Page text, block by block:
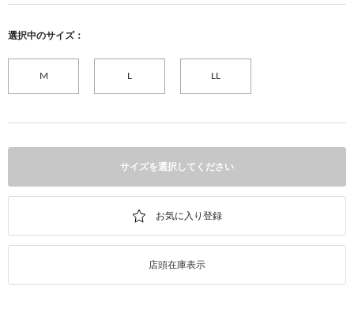
選択中のサイズ：
M
サイズを選択してください
店頭在庫表示